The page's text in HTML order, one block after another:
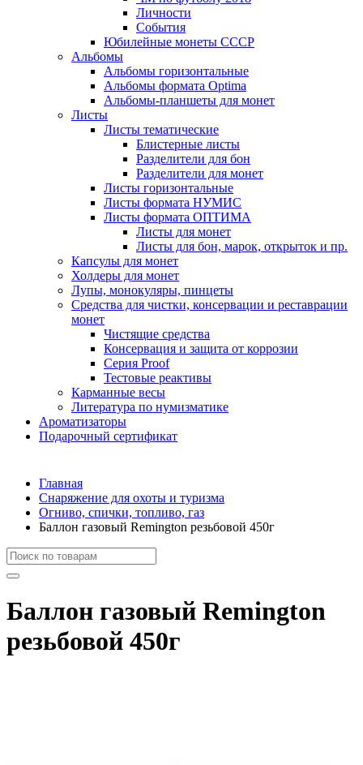
Личности
События
Юбилейные монеты СССР
Альбомы
Альбомы горизонтальные
Альбомы формата Optima
Альбомы-планшеты для монет
Листы
Листы тематические
Блистерные листы
Разделители для бон
Разделители для монет
Листы горизонтальные
Листы формата НУМИС
Листы формата ОПТИМА
Листы для монет
Листы для бон, марок, открыток и пр.
Капсулы для монет
Холдеры для монет
Лупы, монокуляры, пинцеты
Средства для чистки, консервации и реставрации
монет
Чистящие средства
Консервация и защита от коррозии
Серия Proof
Тестовые реактивы
Карманные весы
Литература по нумизматике
Ароматизаторы
Подарочный сертификат
Главная
Снаряжение для охоты и туризма
Огниво, спички, топливо, газ
Баллон газовый Remington резьбовой 450г
Баллон газовый Remington
резьбовой 450г